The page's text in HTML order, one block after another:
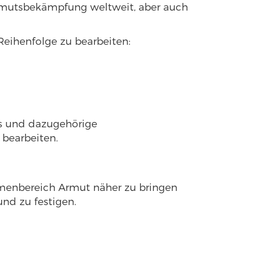
weltweit, aber auch
zu bearbeiten:
und dazugehörige
Armut näher zu bringen
zu festigen.